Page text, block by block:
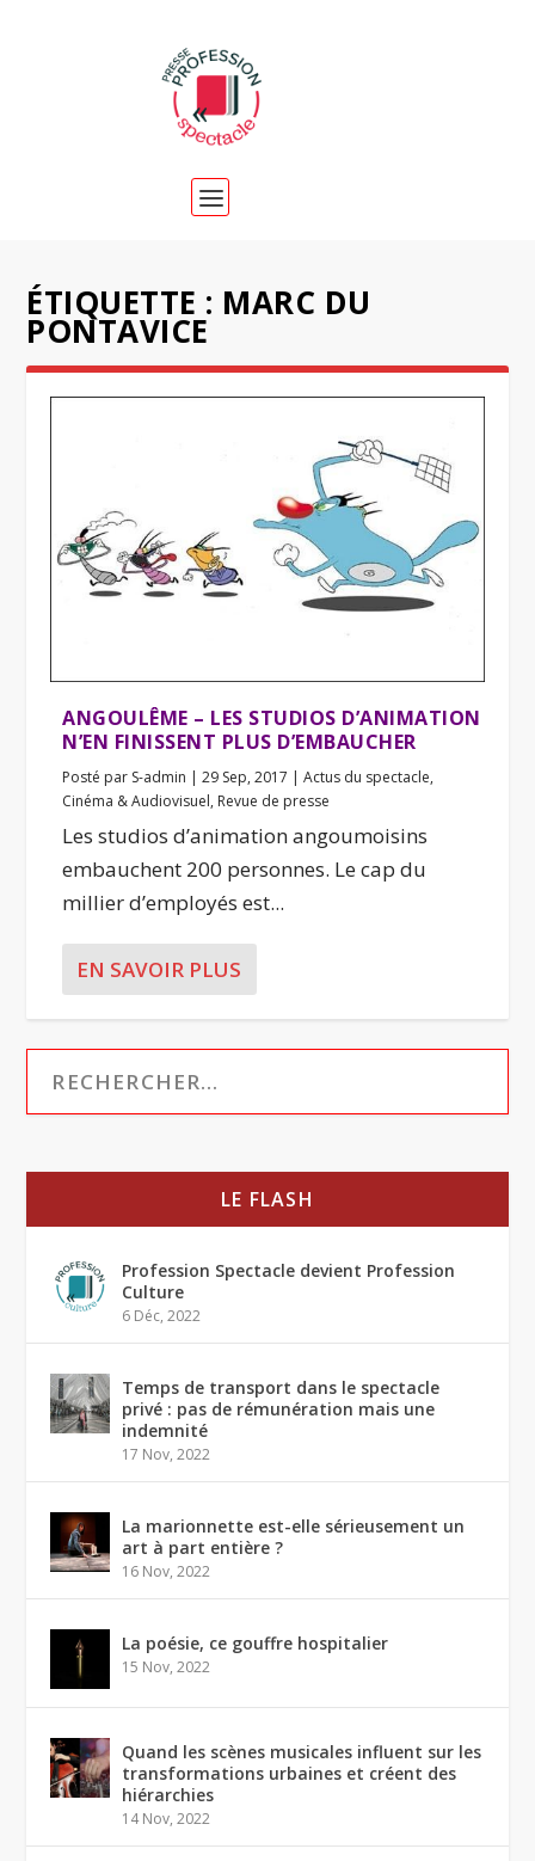
ÉTIQUETTE : MARC DU
PONTAVICE
ANGOULÊME – LES STUDIOS D’ANIMATION
N’EN FINISSENT PLUS D’EMBAUCHER
Posté par S-admin |29 Sep, 2017 |Actus du spectacle,
Cinéma & Audiovisuel, Revue de presse
Les studios d’animation angoumoisins
embauchent 200 personnes. Le cap du
millier d’employés est...
EN SAVOIR PLUS
LE FLASH
Profession Spectacle devient Profession
Culture
6 Déc, 2022
Temps de transport dans le spectacle
privé : pas de rémunération mais une
indemnité
17 Nov, 2022
La marionnette est-elle sérieusement un
art à part entière ?
16 Nov, 2022
La poésie, ce gouffre hospitalier
15 Nov, 2022
Quand les scènes musicales influent sur les
transformations urbaines et créent des
hiérarchies
14 Nov, 2022